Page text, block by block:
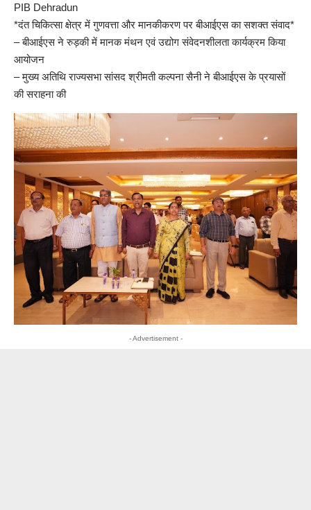
PIB Dehradun
*दंत चिकित्सा क्षेत्र में गुणवत्ता और मानकीकरण पर बीआईएस का सशक्त संवाद*
– बीआईएस ने रुड़की में मानक मंथन एवं उद्योग संवेदनशीलता कार्यक्रम किया
आयोजन
– ⁠मुख्य अतिथि राज्यसभा सांसद श्रीमती कल्पना सैनी ने बीआईएस के प्रयासों
की सराहना की
- Advertisement -